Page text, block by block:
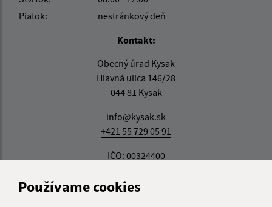
Používame cookies
Piatok:
nestránkový deň
Kontakt:
Obecný úrad Kysak
Hlavná ulica 146/28
044 81 Kysak
info@kysak.sk
+421 55 729 05 91
IČO: 00324400